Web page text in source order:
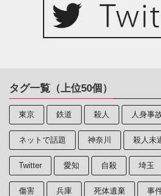
タグ一覧（上位50個）
東京 鉄道 殺人 人身事
ネットで話題 神奈川 殺人未
Twitter 愛知 自殺 埼玉
傷害 兵庫 死体遺棄 事